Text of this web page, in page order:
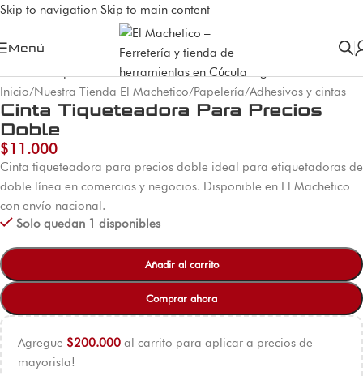
Skip to navigation Skip to main content
Menú
Inicio/Nuestra Tienda El Machetico/Papelería/Adhesivos y cintas
Cinta Tiqueteadora Para Precios
Doble
$11.000
Cinta tiqueteadora para precios doble ideal para etiquetadoras de
doble línea en comercios y negocios. Disponible en El Machetico
con envío nacional.
Solo quedan 1 disponibles
Añadir al carrito
Comprar ahora
Agregue $200.000 al carrito para aplicar a precios de
mayorista!